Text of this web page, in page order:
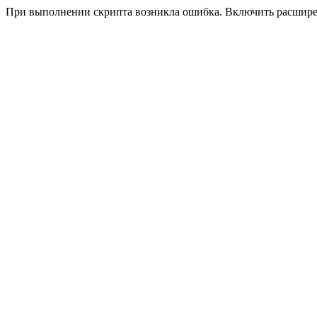
При выполнении скрипта возникла ошибка. Включить